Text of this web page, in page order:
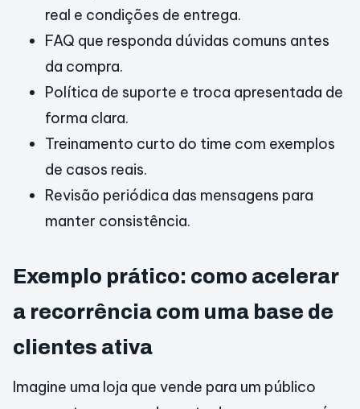
real e condições de entrega.
FAQ que responda dúvidas comuns antes
da compra.
Política de suporte e troca apresentada de
forma clara.
Treinamento curto do time com exemplos
de casos reais.
Revisão periódica das mensagens para
manter consistência.
Exemplo prático: como acelerar
a recorrência com uma base de
clientes ativa
Imagine uma loja que vende para um público